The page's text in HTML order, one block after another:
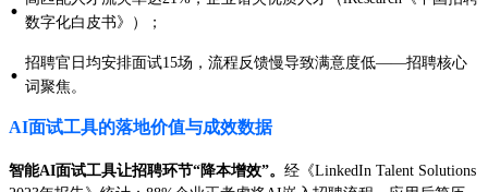
· 数字化白皮书》）；
· 招聘官日均安排面试15场，流程反馈慢导致满意度低——招聘核心
词聚焦。
AI面试工具的落地价值与成效数据
智能AI面试工具让招聘环节“降本增效”。 经《LinkedIn Talent Solutions